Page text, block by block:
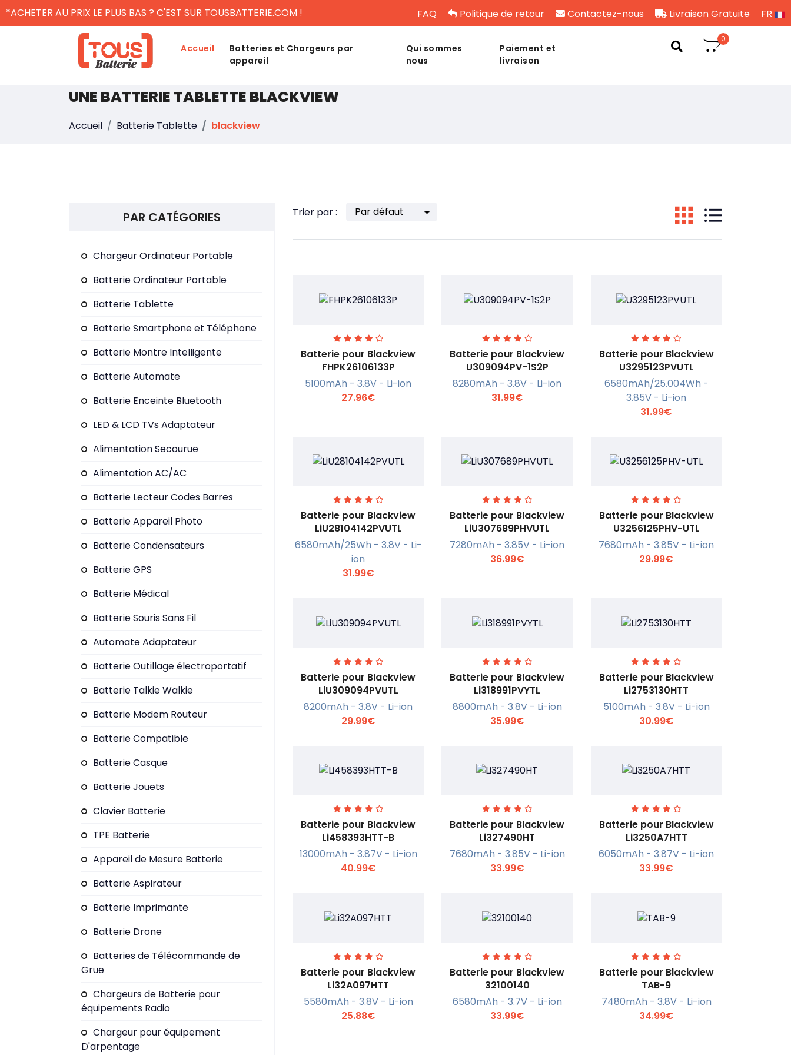
*ACHETER AU PRIX LE PLUS BAS ? C'EST SUR TOUSBATTERIE.COM ! FAQ Politique de retour Contactez-nous Livraison Gratuite FR
Accueil
Batteries et Chargeurs par
appareil
Qui sommes
nous
Paiement et
livraison
0
UNE BATTERIE TABLETTE BLACKVIEW
Accueil Batterie Tablette blackview
Trier par :
En savoir +
Batterie pour Blackview
FHPK26106133P
5100mAh - 3.8V - Li-ion
27.96€
En savoir +
Batterie pour Blackview
U309094PV-1S2P
8280mAh - 3.8V - Li-ion
31.99€
En savoir +
Batterie pour Blackview
U3295123PVUTL
6580mAh/25.004Wh -
3.85V - Li-ion
31.99€
En savoir +
Batterie pour Blackview
LiU28104142PVUTL
6580mAh/25Wh - 3.8V - Li-
ion
31.99€
En savoir +
Batterie pour Blackview
LiU307689PHVUTL
7280mAh - 3.85V - Li-ion
36.99€
En savoir +
Batterie pour Blackview
U3256125PHV-UTL
7680mAh - 3.85V - Li-ion
29.99€
En savoir +
Batterie pour Blackview
LiU309094PVUTL
8200mAh - 3.8V - Li-ion
29.99€
En savoir +
Batterie pour Blackview
Li318991PVYTL
8800mAh - 3.8V - Li-ion
35.99€
En savoir +
Batterie pour Blackview
Li2753130HTT
5100mAh - 3.8V - Li-ion
30.99€
En savoir +
Batterie pour Blackview
Li458393HTT-B
13000mAh - 3.87V - Li-ion
40.99€
En savoir +
Batterie pour Blackview
Li327490HT
7680mAh - 3.85V - Li-ion
33.99€
En savoir +
Batterie pour Blackview
Li3250A7HTT
6050mAh - 3.87V - Li-ion
33.99€
En savoir +
Batterie pour Blackview
Li32A097HTT
5580mAh - 3.8V - Li-ion
25.88€
En savoir +
Batterie pour Blackview
32100140
6580mAh - 3.7V - Li-ion
33.99€
En savoir +
Batterie pour Blackview
TAB-9
7480mAh - 3.8V - Li-ion
34.99€
PAR CATÉGORIES
Chargeur Ordinateur Portable
Batterie Ordinateur Portable
Batterie Tablette
Batterie Smartphone et Téléphone
Batterie Montre Intelligente
Batterie Automate
Batterie Enceinte Bluetooth
LED & LCD TVs Adaptateur
Alimentation Secourue
Alimentation AC/AC
Batterie Lecteur Codes Barres
Batterie Appareil Photo
Batterie Condensateurs
Batterie GPS
Batterie Médical
Batterie Souris Sans Fil
Automate Adaptateur
Batterie Outillage électroportatif
Batterie Talkie Walkie
Batterie Modem Routeur
Batterie Compatible
Batterie Casque
Batterie Jouets
Clavier Batterie
TPE Batterie
Appareil de Mesure Batterie
Batterie Aspirateur
Batterie Imprimante
Batterie Drone
Batteries de Télécommande de
Grue
Chargeurs de Batterie pour
équipements Radio
Chargeur pour équipement
D'arpentage